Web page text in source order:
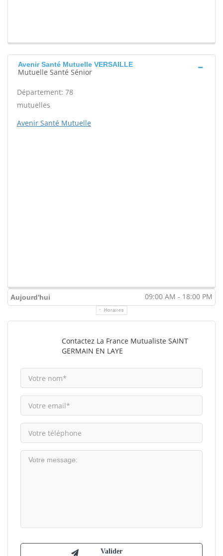
Avenir Santé Mutuelle VERSAILLE
Mutuelle Santé Sénior
Département: 78
mutuelles
Avenir Santé Mutuelle
Aujourd'hui 09:00 AM - 18:00 PM
Horaires
Contactez La France Mutualiste SAINT
GERMAIN EN LAYE